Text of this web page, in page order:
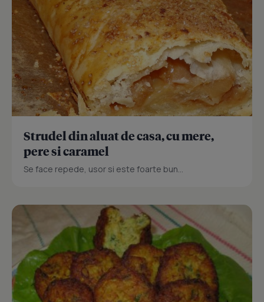
Strudel din aluat de casa, cu mere,
pere si caramel
Se face repede, usor si este foarte bun...